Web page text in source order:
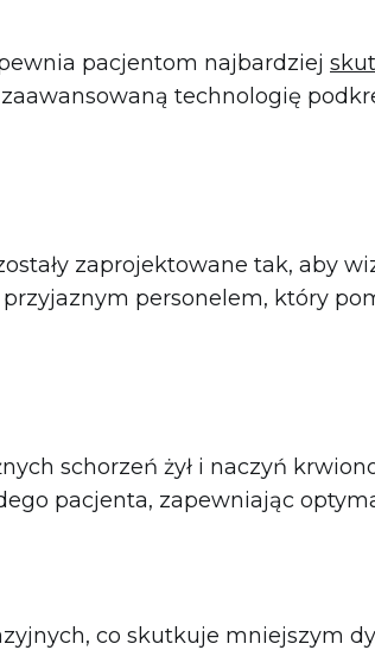
pacjentom najbardziej
technologię
zaprojektowane tak, aby
personelem, który
schorzeń żył i naczyń
pacjenta, zapewniając
co skutkuje mniejszym